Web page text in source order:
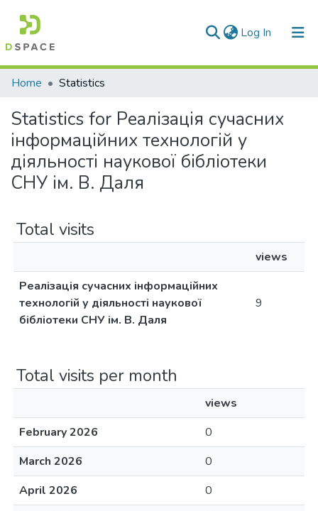
Log In (current)
Communities & Collections
All of DSpace
Home Statistics
Statistics for Реалізація сучасних
інформаційних технологій у
діяльності наукової бібліотеки
СНУ ім. В. Даля
Total visits
views
Реалізація сучасних інформаційних
технологій у діяльності наукової
бібліотеки СНУ ім. В. Даля
9
Total visits per month
views
February 2026
0
March 2026
0
April 2026
0